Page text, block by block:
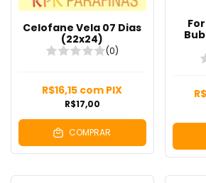
Celofane Vela 07 Dias
(22x24)
(0)
R$17,00
R$16,15 com PIX
COMPRAR